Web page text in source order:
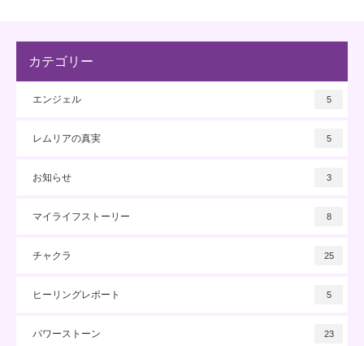
カテゴリー
エンジェル 5
レムリアの真実 5
お知らせ 3
マイライフストーリー 8
チャクラ 25
ヒーリングレポート 5
パワーストーン 23